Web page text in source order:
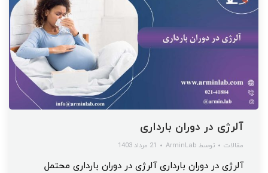
آلرژی در دوران بارداری
مقالات توسط ArminLab 21 مرداد 1403
آلرژی در دوران بارداری آلرژی در دوران بارداری محتمل